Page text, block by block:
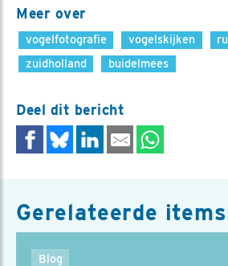
Meer over
vogelfotografie vogelskijken
zuidholland
buidelmees
Deel dit bericht
Gerelateerde items
Blog